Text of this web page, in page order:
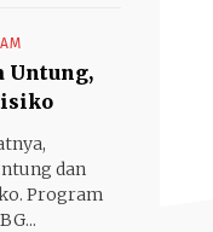
Untung,
dan
Program